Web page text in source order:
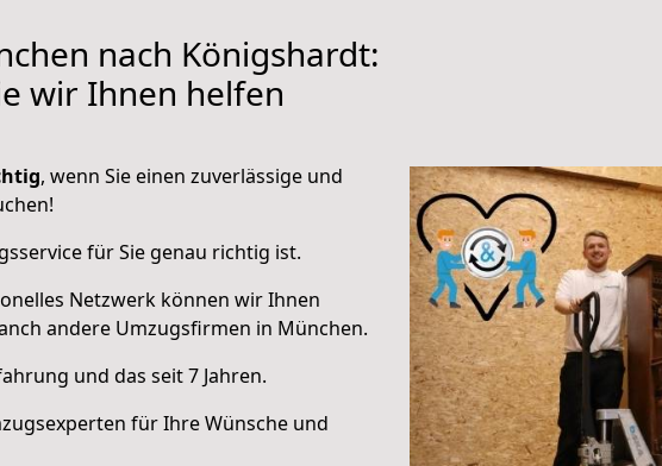
nach Königshardt:
wir Ihnen helfen
, wenn Sie einen zuverlässige und
für Sie genau richtig ist.
Netzwerk können wir Ihnen
andere Umzugsfirmen in München.
und das seit 7 Jahren.
für Ihre Wünsche und